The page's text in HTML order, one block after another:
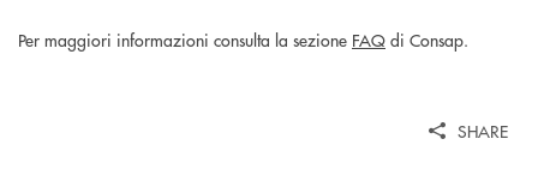
Per maggiori informazioni consulta la sezione FAQ di Consap.
SHARE